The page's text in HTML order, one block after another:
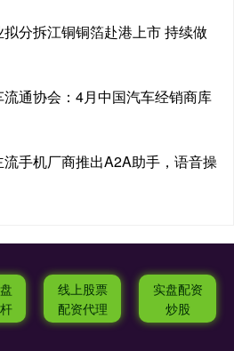
分拆江铜铜箔赴港上市 持续做
通协会：4月中国汽车经销商库
手机厂商推出A2A助手，语音操
线上股票
配资代理
实盘配资
炒股